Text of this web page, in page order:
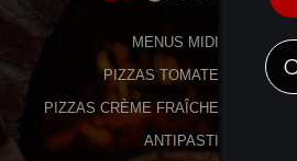
MENUS MIDI
PIZZAS TOMATE
PIZZAS CRÈME FRAÎCHE
ANTIPASTI